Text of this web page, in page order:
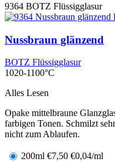
9364 BOTZ Flüssigglasur
Nussbraun glänzend
BOTZ Flüssigglasur
1020-1100°C
Alles Lesen
Opake mittelbraune
farbigen Tonen. Schmilzt
nicht zum Ablaufen.
200ml €7,50 €0,04/ml